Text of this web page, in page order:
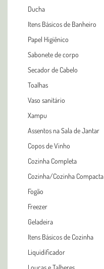
Ducha
Itens Básicos de Banheiro
Papel Higiênico
Sabonete de corpo
Secador de Cabelo
Toalhas
Vaso sanitário
Xampu
Assentos na Sala de Jantar
Copos de Vinho
Cozinha Completa
Cozinha/Cozinha Compacta
Fogão
Freezer
Geladeira
Itens Básicos de Cozinha
Liquidificador
Louças e Talheres